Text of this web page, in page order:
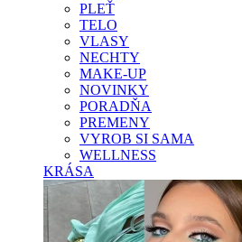
PLEŤ
TELO
VLASY
NECHTY
MAKE-UP
NOVINKY
PORADŇA
PREMENY
VYROB SI SAMA
WELLNESS
KRÁSA